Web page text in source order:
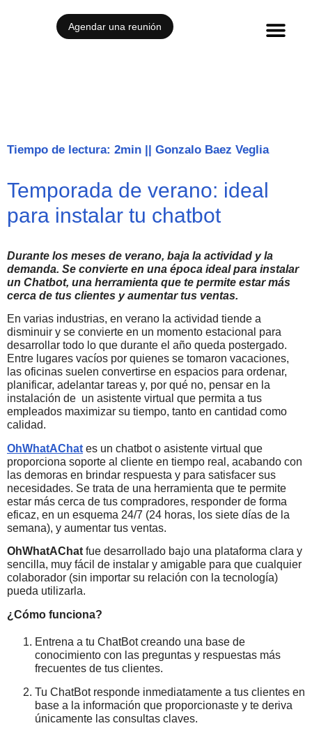
Agendar una reunión
Tiempo de lectura: 2min || Gonzalo Baez Veglia
Temporada de verano: ideal
para instalar tu chatbot
Durante los meses de verano, baja la actividad y la
demanda. Se convierte en una época ideal para instalar
un Chatbot, una herramienta que te permite estar más
cerca de tus clientes y aumentar tus ventas.
En varias industrias, en verano la actividad tiende a
disminuir y se convierte en un momento estacional para
desarrollar todo lo que durante el año queda postergado.
Entre lugares vacíos por quienes se tomaron vacaciones,
las oficinas suelen convertirse en espacios para ordenar,
planificar, adelantar tareas y, por qué no, pensar en la
instalación de un asistente virtual que permita a tus
empleados maximizar su tiempo, tanto en cantidad como
calidad.
OhWhatAChat es un chatbot o asistente virtual que
proporciona soporte al cliente en tiempo real, acabando con
las demoras en brindar respuesta y para satisfacer sus
necesidades. Se trata de una herramienta que te permite
estar más cerca de tus compradores, responder de forma
eficaz, en un esquema 24/7 (24 horas, los siete días de la
semana), y aumentar tus ventas.
OhWhatAChat fue desarrollado bajo una plataforma clara y
sencilla, muy fácil de instalar y amigable para que cualquier
colaborador (sin importar su relación con la tecnología)
pueda utilizarla.
¿Cómo funciona?
Entrena a tu ChatBot creando una base de
conocimiento con las preguntas y respuestas más
frecuentes de tus clientes.
Tu ChatBot responde inmediatamente a tus clientes en
base a la información que proporcionaste y te deriva
únicamente las consultas claves.